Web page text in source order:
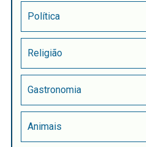
Política
Religião
Gastronomia
Animais